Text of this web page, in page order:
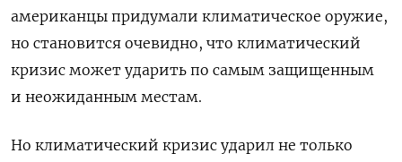
американцы придумали климатическое оружие,
но становится очевидно, что климатический
кризис может ударить по самым защищенным
и неожиданным местам.
Но климатический кризис ударил не только